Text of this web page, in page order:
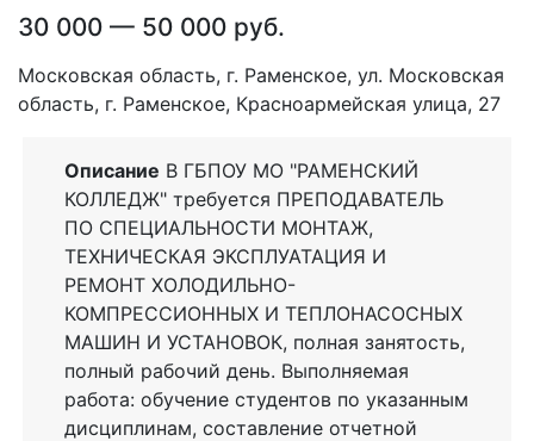
30 000 — 50 000 руб.
Московская область, г. Раменское, ул. Московская
область, г. Раменское, Красноармейская улица, 27
Описание В ГБПОУ МО "РАМЕНСКИЙ
КОЛЛЕДЖ" требуется ПРЕПОДАВАТЕЛЬ
ПО СПЕЦИАЛЬНОСТИ МОНТАЖ,
ТЕХНИЧЕСКАЯ ЭКСПЛУАТАЦИЯ И
РЕМОНТ ХОЛОДИЛЬНО-
КОМПРЕССИОННЫХ И ТЕПЛОНАСОСНЫХ
МАШИН И УСТАНОВОК, полная занятость,
полный рабочий день. Выполняемая
работа: обучение студентов по указанным
дисциплинам, составление отчетной